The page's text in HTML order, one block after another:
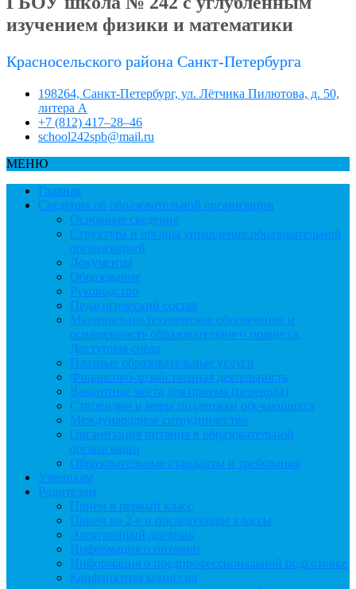
изучением физики и математики
Красносельского района Санкт-Петербурга
198264, Санкт-Петербург, ул. Лётчика Пилютова, д. 50,
литера А
+7 (812) 417–28–46
school242spb@mail.ru
МЕНЮ
Главная
Сведения об образовательной организации
Основные сведения
Структура и органы управления образовательной
организацией
Документы
Образование
Руководство
Педагогический состав
Материально-техническое обеспечение и
оснащенность образовательного процесса.
Доступная среда
Платные образовательные услуги
Финансово-хозяйственная деятельность
Вакантные места для приема (перевода)
Стипендии и меры поддержки обучающихся
Международное сотрудничество
Организация питания в образовательной
организации
Образовательные стандарты и требования
Ученикам
Родителям
Прием в первый класс
Прием во 2-е и последующие классы
Электронный дневник
Информация о питании
Информация о предпрофессиональной подготовке
Конфликтная комиссия